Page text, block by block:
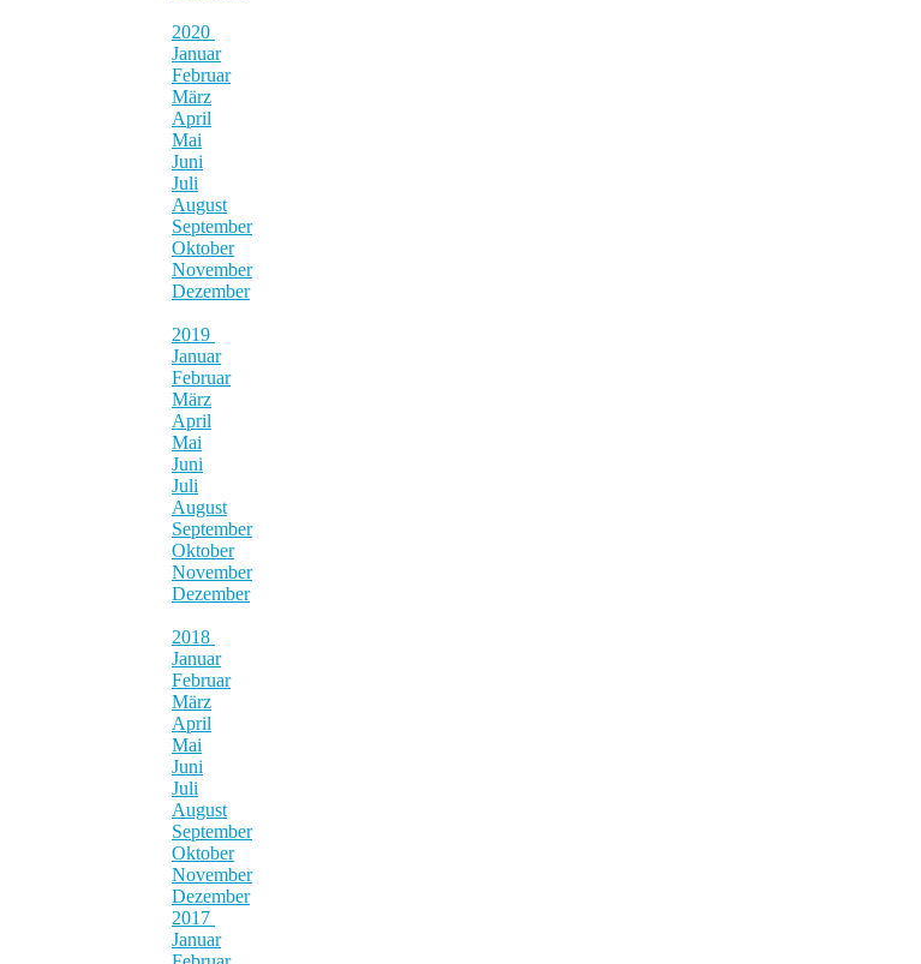
2020
Januar
Februar
März
April
Mai
Juni
Juli
August
September
Oktober
November
Dezember
2019
Januar
Februar
März
April
Mai
Juni
Juli
August
September
Oktober
November
Dezember
2018
Januar
Februar
März
April
Mai
Juni
Juli
August
September
Oktober
November
Dezember
2017
Januar